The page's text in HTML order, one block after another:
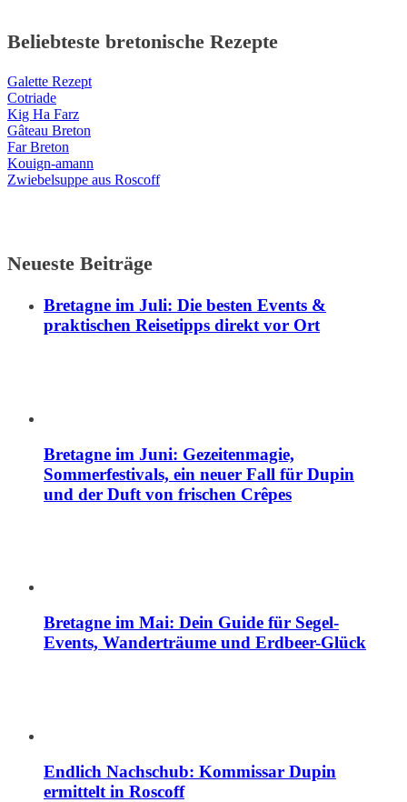
Beliebteste bretonische Rezepte
Galette Rezept
Cotriade
Kig Ha Farz
Gâteau Breton
Far Breton
Kouign-amann
Zwiebelsuppe aus Roscoff
Neueste Beiträge
Bretagne im Juli: Die besten Events &
praktischen Reisetipps direkt vor Ort
Bretagne im Juni: Gezeitenmagie,
Sommerfestivals, ein neuer Fall für Dupin
und der Duft von frischen Crêpes
Bretagne im Mai: Dein Guide für Segel-
Events, Wanderträume und Erdbeer-Glück
Endlich Nachschub: Kommissar Dupin
ermittelt in Roscoff